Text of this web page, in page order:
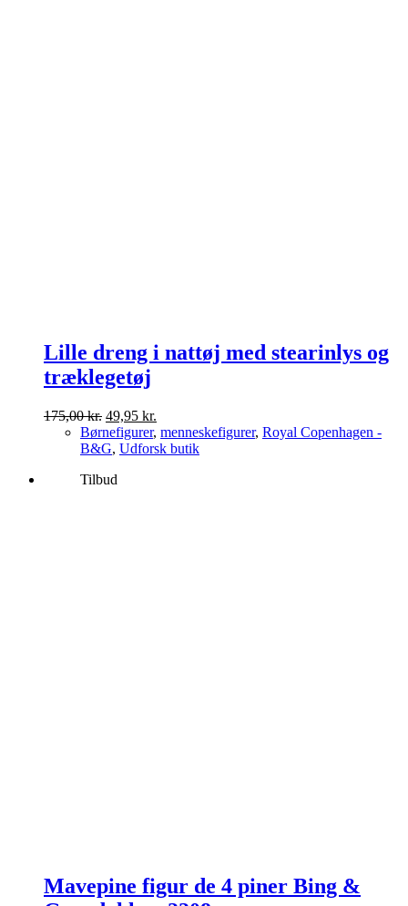
Lille dreng i nattøj med stearinlys og
træklegetøj
175,00kr. Den
oprindelige
pris
175,00 kr..
49,95 kr.
aktuelle
pris
Børnefigurer, menneskefigurer, Royal Copenhagen -
B&G, Udforsk butik
Tilbud
Mavepine figur de 4 piner Bing &